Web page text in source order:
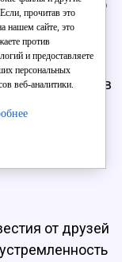
конструктивно
трудностями в
могут
сохранять
в
от друзей
прочитав это
нашем сайте, это
против
и предоставляете
персональных
веб-аналитики.